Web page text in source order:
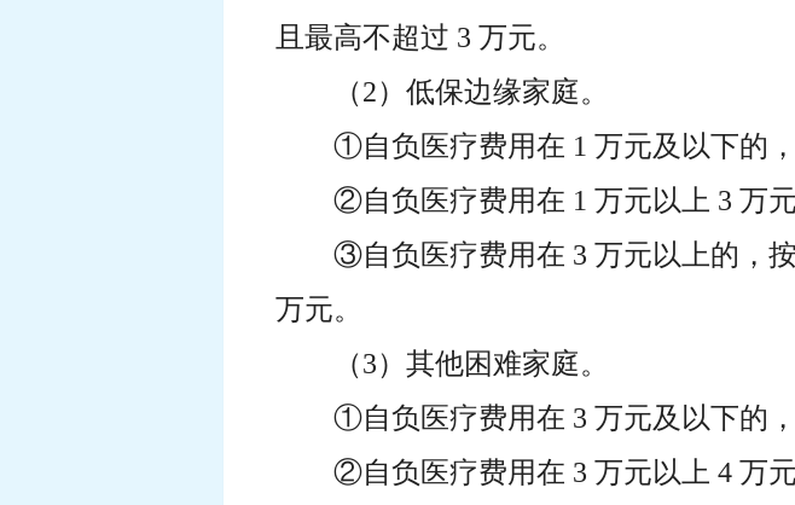
且最高不超过 3 万元。
（2）低保边缘家庭。
①自负医疗费用在 1 万元及以下的
②自负医疗费用在 1 万元以上 3 万
③自负医疗费用在 3 万元以上的，
万元。
（3）其他困难家庭。
①自负医疗费用在 3 万元及以下的
②自负医疗费用在 3 万元以上 4 万